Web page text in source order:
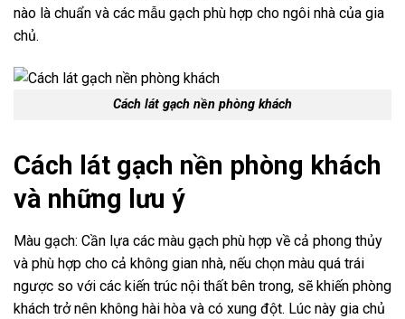
nào là chuẩn và các mẫu gạch phù hợp cho ngôi nhà của gia
chủ.
Cách lát gạch nền phòng khách
Cách lát gạch nền phòng khách
và những lưu ý
Màu gạch: Cần lựa các màu gạch phù hợp về cả phong thủy
và phù hợp cho cả không gian nhà, nếu chọn màu quá trái
ngược so với các kiến trúc nội thất bên trong, sẽ khiến phòng
khách trở nên không hài hòa và có xung đột. Lúc này gia chủ